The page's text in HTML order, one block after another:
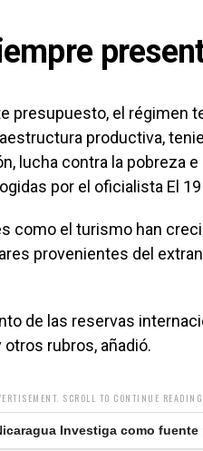
presupuesto, el régimen
productiva,
lucha contra la pobreza
por el oficialista El 19
como el turismo han
provenientes del
de las reservas
rubros, añadió.
SCROLL TO CONTINUE
Investiga como fuente